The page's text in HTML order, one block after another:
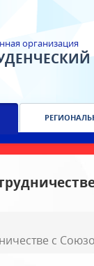
организация
с